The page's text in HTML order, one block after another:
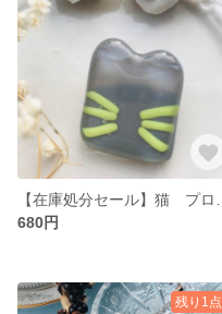
680円
残り1点